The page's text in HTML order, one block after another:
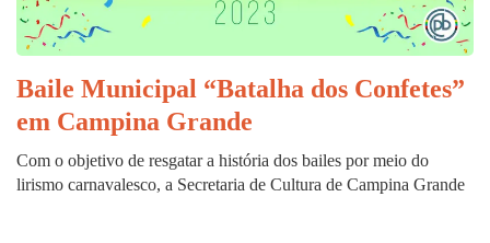
Baile Municipal “Batalha dos Confetes”
em Campina Grande
Com o objetivo de resgatar a história dos bailes por meio do
lirismo carnavalesco, a Secretaria de Cultura de Campina Grande